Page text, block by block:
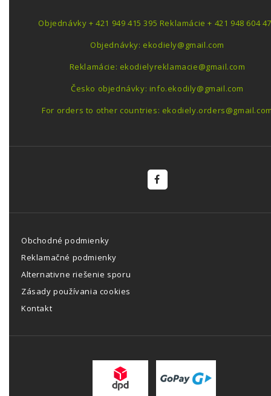
Objednávky + 421 949 415 395 Reklamácie + 421 948 604
Objednávky: ekodiely@gmail.com
Reklamácie: ekodielyreklamacie@gmail.com
Česko objednávky: info.ekodily@gmail.com
For orders to other countries:
Obchodné podmienky
Reklamačné podmienky
Alternativne riešenie sporu
Zásady používania cookies
Kontakt